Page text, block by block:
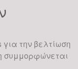
φορές πως
για την βελτίωση
συμμορφώνεται